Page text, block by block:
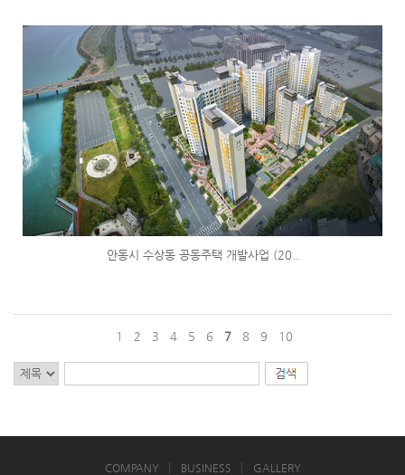
안동시 수상동 공동주택 개발사업 (20..
1 2 3 4 5 6 7 8 9 10
COMPANY BUSINESS GALLERY